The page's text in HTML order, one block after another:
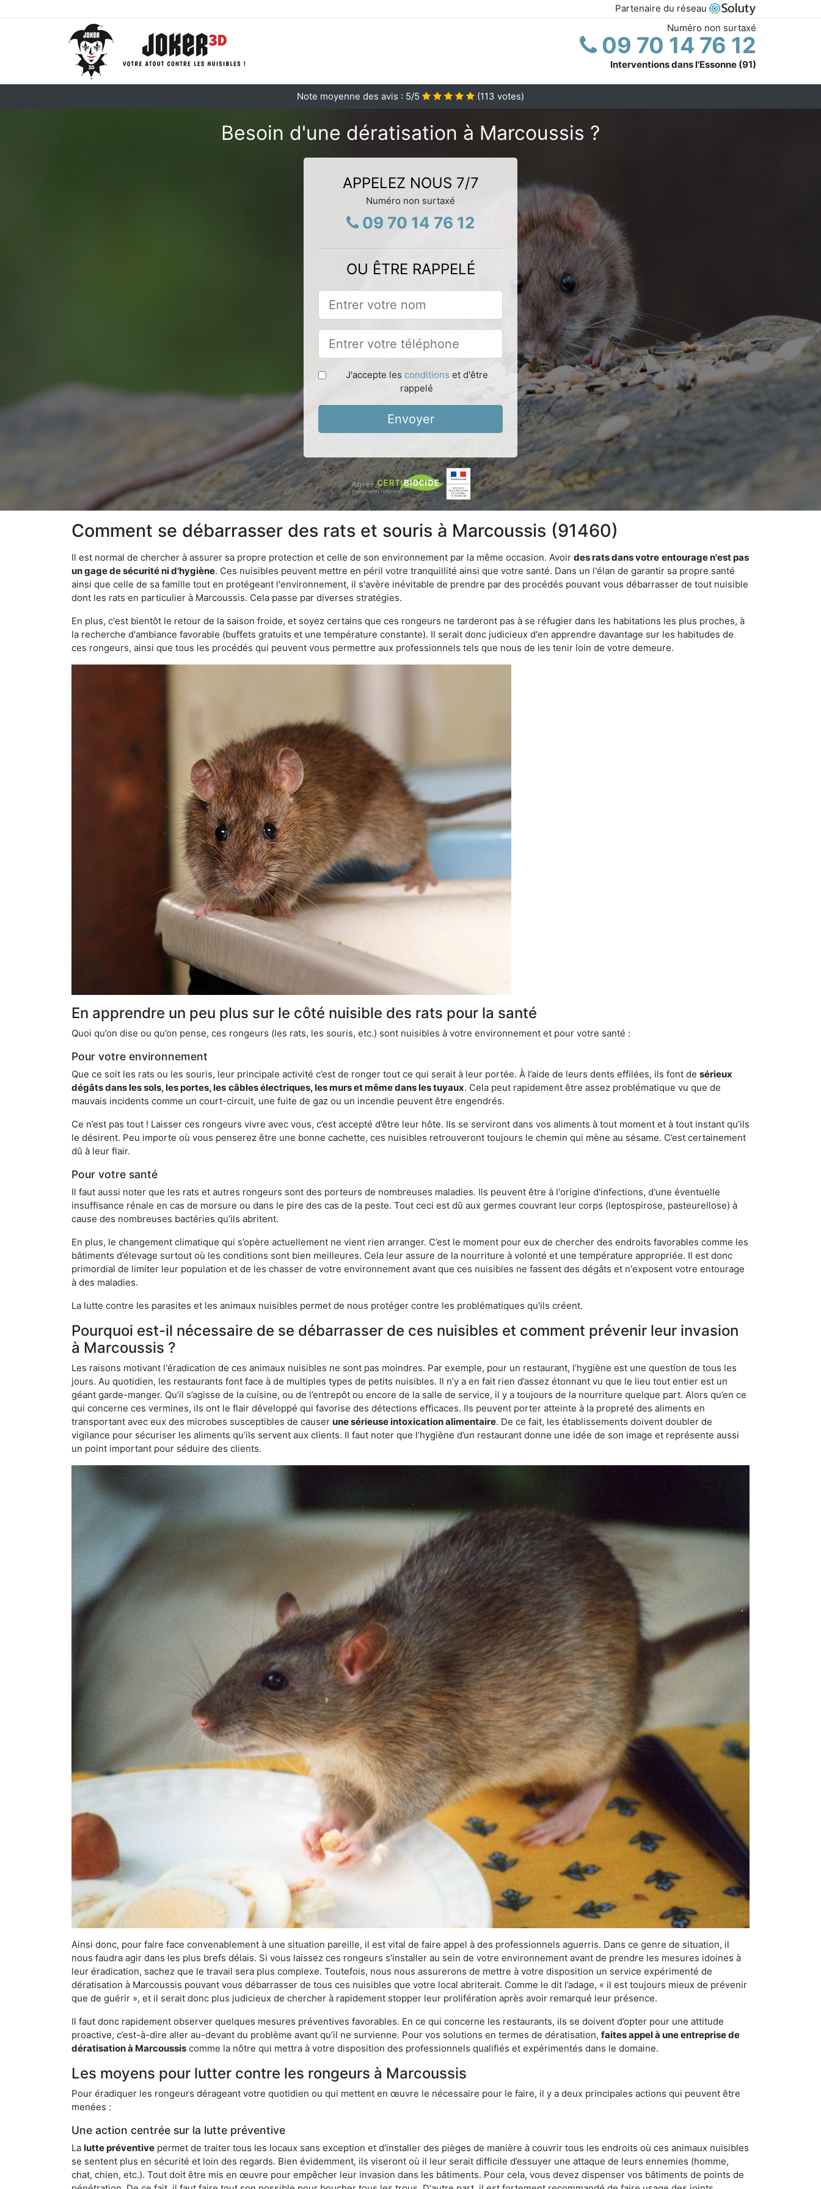
Partenaire du réseau
Numéro non surtaxé
09 70 14 76 12
Interventions dans l'Essonne (91)
Note moyenne des avis : 5/5 (113 votes)
Besoin d'une dératisation à Marcoussis ?
APPELEZ NOUS 7/7
Numéro non surtaxé
09 70 14 76 12
OU ÊTRE RAPPELÉ
J'accepte les conditions et d'être
rappelé
Envoyer
Comment se débarrasser des rats et souris à Marcoussis (91460)
Il est normal de chercher à assurer sa propre protection et celle de son environnement par la même occasion. Avoir des rats dans votre entourage n'est pas
un gage de sécurité ni d'hygiène. Ces nuisibles peuvent mettre en péril votre tranquillité ainsi que votre santé. Dans un l'élan de garantir sa propre santé
ainsi que celle de sa famille tout en protégeant l'environnement, il s'avère inévitable de prendre par des procédés pouvant vous débarrasser de tout nuisible
dont les rats en particulier à Marcoussis. Cela passe par diverses stratégies.
En plus, c'est bientôt le retour de la saison froide, et soyez certains que ces rongeurs ne tarderont pas à se réfugier dans les habitations les plus proches, à
la recherche d'ambiance favorable (buffets gratuits et une température constante). Il serait donc judicieux d'en apprendre davantage sur les habitudes de
ces rongeurs, ainsi que tous les procédés qui peuvent vous permettre aux professionnels tels que nous de les tenir loin de votre demeure.
En apprendre un peu plus sur le côté nuisible des rats pour la santé
Quoi qu’on dise ou qu’on pense, ces rongeurs (les rats, les souris, etc.) sont nuisibles à votre environnement et pour votre santé :
Pour votre environnement
Que ce soit les rats ou les souris, leur principale activité c’est de ronger tout ce qui serait à leur portée. À l’aide de leurs dents effilées, ils font de sérieux
dégâts dans les sols, les portes, les câbles électriques, les murs et même dans les tuyaux. Cela peut rapidement être assez problématique vu que de
mauvais incidents comme un court-circuit, une fuite de gaz ou un incendie peuvent être engendrés.
Ce n’est pas tout ! Laisser ces rongeurs vivre avec vous, c’est accepté d’être leur hôte. Ils se serviront dans vos aliments à tout moment et à tout instant qu’ils
le désirent. Peu importe où vous penserez être une bonne cachette, ces nuisibles retrouveront toujours le chemin qui mène au sésame. C’est certainement
dû à leur flair.
Pour votre santé
Il faut aussi noter que les rats et autres rongeurs sont des porteurs de nombreuses maladies. Ils peuvent être à l'origine d'infections, d'une éventuelle
insuffisance rénale en cas de morsure ou dans le pire des cas de la peste. Tout ceci est dû aux germes couvrant leur corps (leptospirose, pasteurellose) à
cause des nombreuses bactéries qu’ils abritent.
En plus, le changement climatique qui s’opère actuellement ne vient rien arranger. C’est le moment pour eux de chercher des endroits favorables comme les
bâtiments d’élevage surtout où les conditions sont bien meilleures. Cela leur assure de la nourriture à volonté et une température appropriée. Il est donc
primordial de limiter leur population et de les chasser de votre environnement avant que ces nuisibles ne fassent des dégâts et n'exposent votre entourage
à des maladies.
La lutte contre les parasites et les animaux nuisibles permet de nous protéger contre les problématiques qu'ils créent.
Pourquoi est-il nécessaire de se débarrasser de ces nuisibles et comment prévenir leur invasion
à Marcoussis ?
Les raisons motivant l'éradication de ces animaux nuisibles ne sont pas moindres. Par exemple, pour un restaurant, l’hygiène est une question de tous les
jours. Au quotidien, les restaurants font face à de multiples types de petits nuisibles. Il n’y a en fait rien d’assez étonnant vu que le lieu tout entier est un
géant garde-manger. Qu’il s’agisse de la cuisine, ou de l’entrepôt ou encore de la salle de service, il y a toujours de la nourriture quelque part. Alors qu’en ce
qui concerne ces vermines, ils ont le flair développé qui favorise des détections efficaces. Ils peuvent porter atteinte à la propreté des aliments en
transportant avec eux des microbes susceptibles de causer une sérieuse intoxication alimentaire. De ce fait, les établissements doivent doubler de
vigilance pour sécuriser les aliments qu’ils servent aux clients. Il faut noter que l’hygiène d’un restaurant donne une idée de son image et représente aussi
un point important pour séduire des clients.
Ainsi donc, pour faire face convenablement à une situation pareille, il est vital de faire appel à des professionnels aguerris. Dans ce genre de situation, il
nous faudra agir dans les plus brefs délais. Si vous laissez ces rongeurs s'installer au sein de votre environnement avant de prendre les mesures idoines à
leur éradication, sachez que le travail sera plus complexe. Toutefois, nous nous assurerons de mettre à votre disposition un service expérimenté de
dératisation à Marcoussis pouvant vous débarrasser de tous ces nuisibles que votre local abriterait. Comme le dit l’adage, « il est toujours mieux de prévenir
que de guérir », et il serait donc plus judicieux de chercher à rapidement stopper leur prolifération après avoir remarqué leur présence.
Il faut donc rapidement observer quelques mesures préventives favorables. En ce qui concerne les restaurants, ils se doivent d’opter pour une attitude
proactive, c’est-à-dire aller au-devant du problème avant qu’il ne survienne. Pour vos solutions en termes de dératisation, faites appel à une entreprise de
dératisation à Marcoussis comme la nôtre qui mettra à votre disposition des professionnels qualifiés et expérimentés dans le domaine.
Les moyens pour lutter contre les rongeurs à Marcoussis
Pour éradiquer les rongeurs dérageant votre quotidien ou qui mettent en œuvre le nécessaire pour le faire, il y a deux principales actions qui peuvent être
menées :
Une action centrée sur la lutte préventive
La lutte préventive permet de traiter tous les locaux sans exception et d'installer des pièges de manière à couvrir tous les endroits où ces animaux nuisibles
se sentent plus en sécurité et loin des regards. Bien évidemment, ils viseront où il leur serait difficile d’essuyer une attaque de leurs ennemies (homme,
chat, chien, etc.). Tout doit être mis en œuvre pour empêcher leur invasion dans les bâtiments. Pour cela, vous devez dispenser vos bâtiments de points de